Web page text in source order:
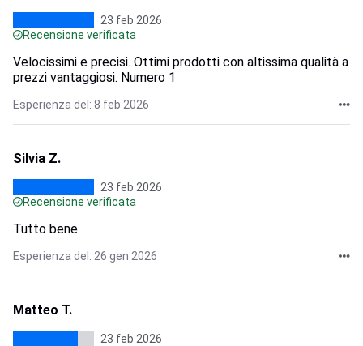
23 feb 2026
Recensione verificata
Velocissimi e precisi. Ottimi prodotti con altissima qualità a
prezzi vantaggiosi. Numero 1
Esperienza del: 8 feb 2026
Silvia Z.
23 feb 2026
Recensione verificata
Tutto bene
Esperienza del: 26 gen 2026
Matteo T.
23 feb 2026